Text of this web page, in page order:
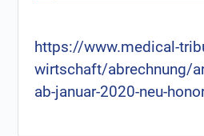
https://www.medical-
wirtschaft/abrechnung/
ab-januar-2020-neu-